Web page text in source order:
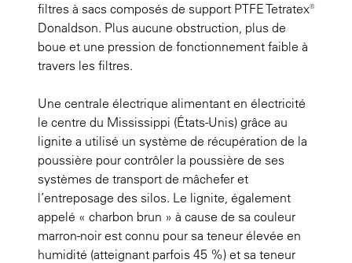
filtres à sacs composés de support PTFE Tetratex®
Donaldson. Plus aucune obstruction, plus de
boue et une pression de fonctionnement faible à
travers les filtres.
Une centrale électrique alimentant en électricité
le centre du Mississippi (États-Unis) grâce au
lignite a utilisé un système de récupération de la
poussière pour contrôler la poussière de ses
systèmes de transport de mâchefer et
l’entreposage des silos. Le lignite, également
appelé « charbon brun » à cause de sa couleur
marron-noir est connu pour sa teneur élevée en
humidité (atteignant parfois 45 %) et sa teneur